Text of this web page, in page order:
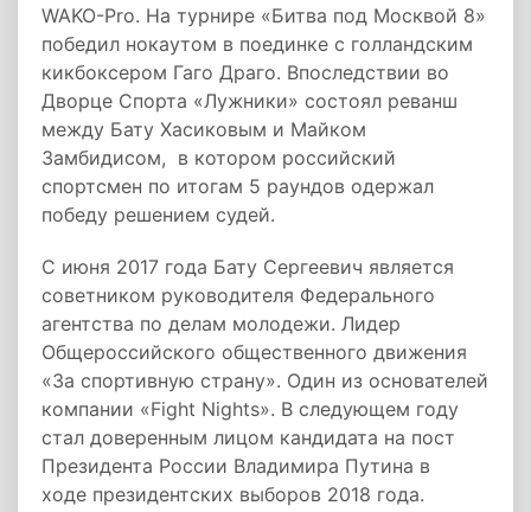
WAKO-Pro. На турнире «Битва под Москвой 8»
победил нокаутом в поединке с голландским
кикбоксером Гаго Драго. Впоследствии во
Дворце Спорта «Лужники» состоял реванш
между Бату Хасиковым и Майком
Замбидисом, в котором российский
спортсмен по итогам 5 раундов одержал
победу решением судей.
С июня 2017 года Бату Сергеевич является
советником руководителя Федерального
агентства по делам молодежи. Лидер
Общероссийского общественного движения
«За спортивную страну». Один из основателей
компании «Fight Nights». В следующем году
стал доверенным лицом кандидата на пост
Президента России Владимира Путина в
ходе президентских выборов 2018 года.